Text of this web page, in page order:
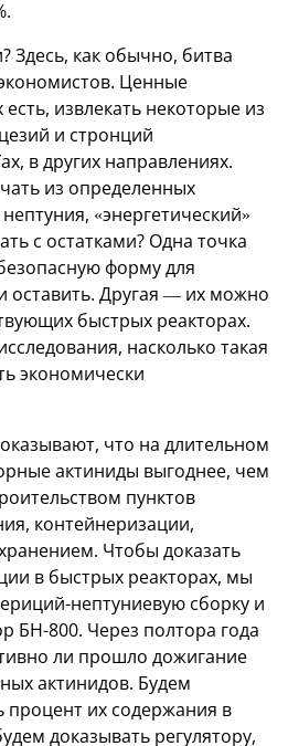
Здесь, как обычно, битва
Ценные
извлекать некоторые из
и стронций
в других направлениях.
из определенных
«энергетический»
с остатками? Одна точка
форму для
оставить. Другая — их можно
быстрых реакторах.
насколько такая
экономически
что на длительном
актиниды выгоднее, чем
пунктов
контейнеризации,
Чтобы доказать
в быстрых реакторах, мы
нептуниевую сборку и
БН-800. Через полтора года
ли прошло дожигание
актинидов. Будем
их содержания в
доказывать регулятору,